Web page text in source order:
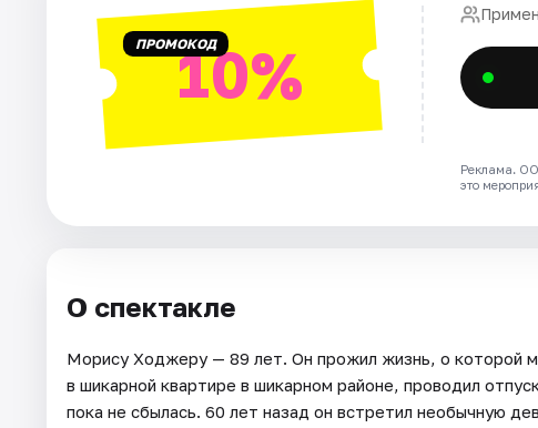
Артисты ПРОМОКОД10%
Реклама.
это
О спектакле
Морису Ходжеру — 89 лет. Он прожил жизнь, о которой
в шикарной квартире в шикарном районе, проводил
пока не сбылась. 60 лет назад он встретил необычную